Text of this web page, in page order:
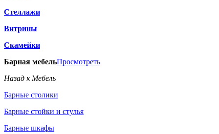
Стеллажи
Витрины
Скамейки
Барная мебельПросмотреть
Назад к Мебель
Барные столики
Барные стойки и стулья
Барные шкафы